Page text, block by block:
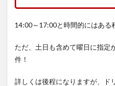
14:00～17:00と時間的にはある
ただ、土日も含めて曜日に指定
件！
詳しくは後程になりますが、ド